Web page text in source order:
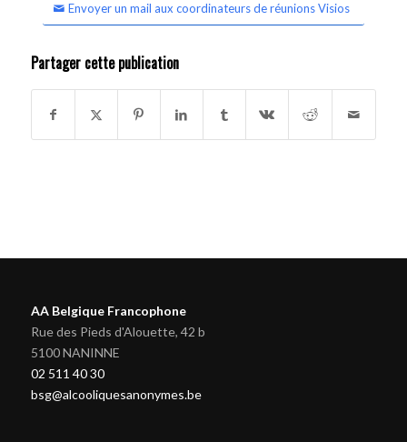
Envoyer un mail aux coordinateurs de réunions Visios
Partager cette publication
AA Belgique Francophone
Rue des Pieds d'Alouette, 42 b
5100 NANINNE
02 511 40 30
bsg@alcooliquesanonymes.be